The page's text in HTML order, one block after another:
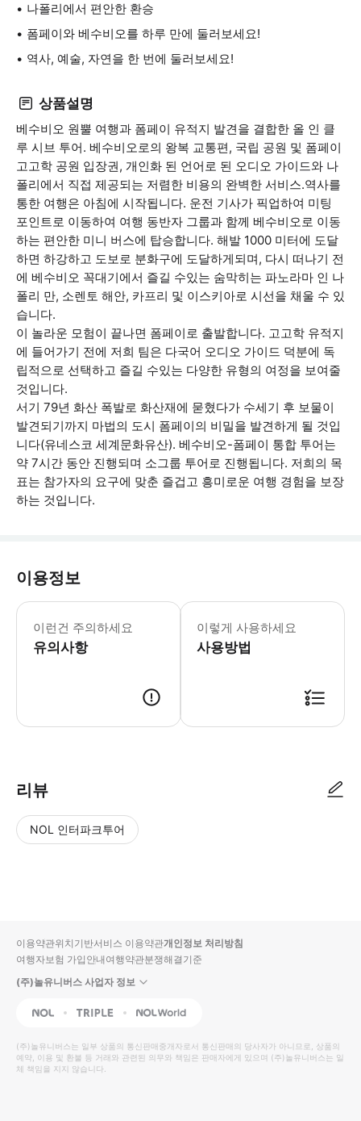
나폴리에서 편안한 환승
폼페이와 베수비오를 하루 만에 둘러보세요!
역사, 예술, 자연을 한 번에 둘러보세요!
상품설명
베수비오 원뿔 여행과 폼페이 유적지 발견을 결합한 올 인 클
루 시브 투어. 베수비오로의 왕복 교통편, 국립 공원 및 폼페이
고고학 공원 입장권, 개인화 된 언어로 된 오디오 가이드와 나
폴리에서 직접 제공되는 저렴한 비용의 완벽한 서비스.역사를
통한 여행은 아침에 시작됩니다. 운전 기사가 픽업하여 미팅
포인트로 이동하여 여행 동반자 그룹과 함께 베수비오로 이동
하는 편안한 미니 버스에 탑승합니다. 해발 1000 미터에 도달
하면 하강하고 도보로 분화구에 도달하게되며, 다시 떠나기 전
에 베수비오 꼭대기에서 즐길 수있는 숨막히는 파노라마 인 나
폴리 만, 소렌토 해안, 카프리 및 이스키아로 시선을 채울 수 있
습니다.
이 놀라운 모험이 끝나면 폼페이로 출발합니다. 고고학 유적지
에 들어가기 전에 저희 팀은 다국어 오디오 가이드 덕분에 독
립적으로 선택하고 즐길 수있는 다양한 유형의 여정을 보여줄
것입니다.
서기 79년 화산 폭발로 화산재에 묻혔다가 수세기 후 보물이
발견되기까지 마법의 도시 폼페이의 비밀을 발견하게 될 것입
니다(유네스코 세계문화유산). 베수비오-폼페이 통합 투어는
약 7시간 동안 진행되며 소그룹 투어로 진행됩니다. 저희의 목
표는 참가자의 요구에 맞춘 즐겁고 흥미로운 여행 경험을 보장
하는 것입니다.
이용정보
이런건 주의하세요
유의사항
오디오 가이드를 대여하려면 유효한
이렇게 사용하세요
사용방법
리뷰
NOL 인터파크투어
입니
다.
높
은
순
동
영
상
순
상
이용약관위치기반서비스 이용약관개인정보 처리방침
여행자보험 가입안내여행약관분쟁해결기준
(주)놀유니버스 사업자 정보
NOL Triple Interpark Global
(주)놀유니버스는 일부 상품의 통신판매중개자로서 통신판매의 당사자가 아니므로, 상품의
예약, 이용 및 환불 등 거래와 관련된 의무와 책임은 판매자에게 있으며 (주)놀유니버스는 일
체 책임을 지지 않습니다.